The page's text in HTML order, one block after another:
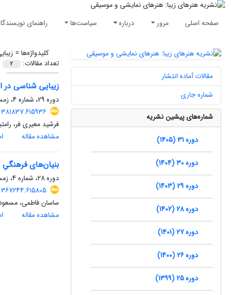
صفحه اصلی مرور درباره سیاست‌ها راهنمای
کلیدواژه‌ها =
تعداد مقالات:
2
زیبایی شناسی در
دوره 29، شماره 4، زمستان 1403، صفحه
فرشید معیری فر،
مشاهده مقاله
بنیان‌های
دوره 28، شماره 4، زمستان 1402، صفحه
ساسان فاطمی،
مشاهده مقاله
مقالات آماده انتشار
شماره جاری
شماره‌های پیشین نشریه
دوره 31 (1405)
دوره 30 (1404)
دوره 29 (1403)
دوره 28 (1402)
دوره 27 (1401)
دوره 26 (1400)
دوره 25 (1399)